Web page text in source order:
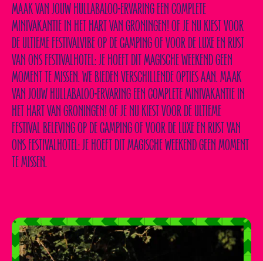
MAAK VAN JOUW HULLABALOO-ERVARING EEN COMPLETE
MINIVAKANTIE IN HET HART VAN GRONINGEN! OF JE NU KIEST VOOR
DE ULTIEME FESTIVALVIBE OP DE CAMPING OF VOOR DE LUXE EN RUST
VAN ONS FESTIVALHOTEL: JE HOEFT DIT MAGISCHE WEEKEND GEEN
MOMENT TE MISSEN. WE BIEDEN VERSCHILLENDE OPTIES AAN. MAAK
VAN JOUW HULLABALOO-ERVARING EEN COMPLETE MINIVAKANTIE IN
HET HART VAN GRONINGEN! OF JE NU KIEST VOOR DE ULTIEME
FESTIVAL BELEVING OP DE CAMPING OF VOOR DE LUXE EN RUST VAN
ONS FESTIVALHOTEL: JE HOEFT DIT MAGISCHE WEEKEND GEEN MOMENT
TE MISSEN.